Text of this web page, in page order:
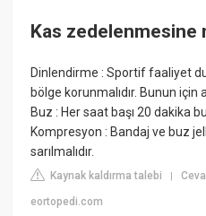
Kas zedelenmesine
Dinlendirme : Sportif faaliyet
bölge korunmalıdır. Bunun için
Buz : Her saat başı 20 dakika
Kompresyon : Bandaj ve buz
sarılmalıdır.
Kaynak kaldırma talebi |
eortopedi.com